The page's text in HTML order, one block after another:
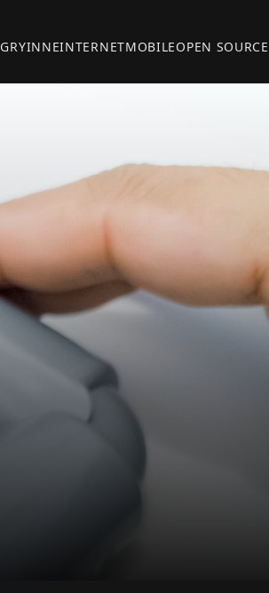
GRYINNEINTERNETMOBILEOPEN SOURCE